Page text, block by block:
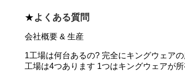
★よくある質問
会社概要 & 生産
1工場は何台あるの? 完全にキングウェア
工場は4つあります 1つはキングウェアが